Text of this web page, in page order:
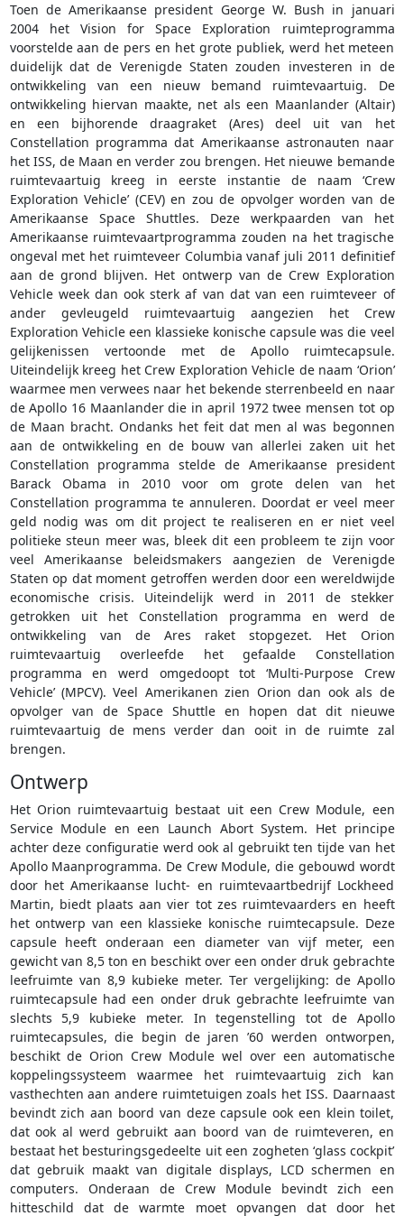
Toen de Amerikaanse president George W. Bush in januari
2004 het Vision for Space Exploration ruimteprogramma
voorstelde aan de pers en het grote publiek, werd het meteen
duidelijk dat de Verenigde Staten zouden investeren in de
ontwikkeling van een nieuw bemand ruimtevaartuig. De
ontwikkeling hiervan maakte, net als een Maanlander (Altair)
en een bijhorende draagraket (Ares) deel uit van het
Constellation programma dat Amerikaanse astronauten naar
het ISS, de Maan en verder zou brengen. Het nieuwe bemande
ruimtevaartuig kreeg in eerste instantie de naam ‘Crew
Exploration Vehicle’ (CEV) en zou de opvolger worden van de
Amerikaanse Space Shuttles. Deze werkpaarden van het
Amerikaanse ruimtevaartprogramma zouden na het tragische
ongeval met het ruimteveer Columbia vanaf juli 2011 definitief
aan de grond blijven. Het ontwerp van de Crew Exploration
Vehicle week dan ook sterk af van dat van een ruimteveer of
ander gevleugeld ruimtevaartuig aangezien het Crew
Exploration Vehicle een klassieke konische capsule was die veel
gelijkenissen vertoonde met de Apollo ruimtecapsule.
Uiteindelijk kreeg het Crew Exploration Vehicle de naam ‘Orion’
waarmee men verwees naar het bekende sterrenbeeld en naar
de Apollo 16 Maanlander die in april 1972 twee mensen tot op
de Maan bracht. Ondanks het feit dat men al was begonnen
aan de ontwikkeling en de bouw van allerlei zaken uit het
Constellation programma stelde de Amerikaanse president
Barack Obama in 2010 voor om grote delen van het
Constellation programma te annuleren. Doordat er veel meer
geld nodig was om dit project te realiseren en er niet veel
politieke steun meer was, bleek dit een probleem te zijn voor
veel Amerikaanse beleidsmakers aangezien de Verenigde
Staten op dat moment getroffen werden door een wereldwijde
economische crisis. Uiteindelijk werd in 2011 de stekker
getrokken uit het Constellation programma en werd de
ontwikkeling van de Ares raket stopgezet. Het Orion
ruimtevaartuig overleefde het gefaalde Constellation
programma en werd omgedoopt tot ‘Multi-Purpose Crew
Vehicle’ (MPCV). Veel Amerikanen zien Orion dan ook als de
opvolger van de Space Shuttle en hopen dat dit nieuwe
ruimtevaartuig de mens verder dan ooit in de ruimte zal
brengen.
Ontwerp
Het Orion ruimtevaartuig bestaat uit een Crew Module, een
Service Module en een Launch Abort System. Het principe
achter deze configuratie werd ook al gebruikt ten tijde van het
Apollo Maanprogramma. De Crew Module, die gebouwd wordt
door het Amerikaanse lucht- en ruimtevaartbedrijf Lockheed
Martin, biedt plaats aan vier tot zes ruimtevaarders en heeft
het ontwerp van een klassieke konische ruimtecapsule. Deze
capsule heeft onderaan een diameter van vijf meter, een
gewicht van 8,5 ton en beschikt over een onder druk gebrachte
leefruimte van 8,9 kubieke meter. Ter vergelijking: de Apollo
ruimtecapsule had een onder druk gebrachte leefruimte van
slechts 5,9 kubieke meter. In tegenstelling tot de Apollo
ruimtecapsules, die begin de jaren ’60 werden ontworpen,
beschikt de Orion Crew Module wel over een automatische
koppelingssysteem waarmee het ruimtevaartuig zich kan
vasthechten aan andere ruimtetuigen zoals het ISS. Daarnaast
bevindt zich aan boord van deze capsule ook een klein toilet,
dat ook al werd gebruikt aan boord van de ruimteveren, en
bestaat het besturingsgedeelte uit een zogheten ‘glass cockpit’
dat gebruik maakt van digitale displays, LCD schermen en
computers. Onderaan de Crew Module bevindt zich een
hitteschild dat de warmte moet opvangen dat door het